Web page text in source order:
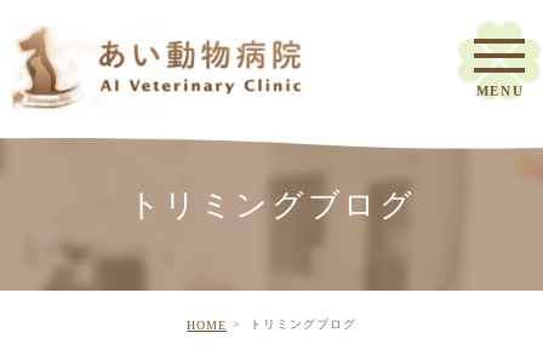
トリミングブログ
HOME トリミングブログ